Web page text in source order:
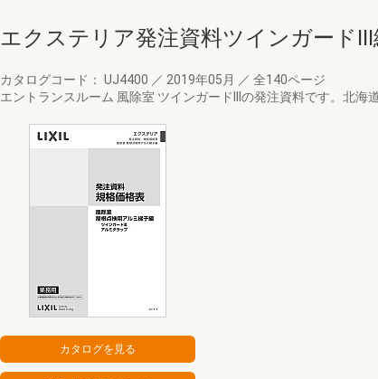
エクステリア発注資料ツインガードIII
カタログコード： UJ4400 ／ 2019年05月 ／ 全140ページ
エントランスルーム 風除室 ツインガードIIIの発注資料です。北海